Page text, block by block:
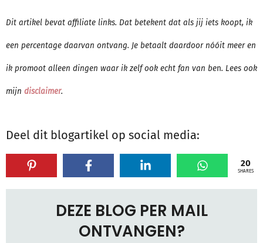
Dit artikel bevat affiliate links. Dat betekent dat als jij iets koopt, ik
een percentage daarvan ontvang. Je betaalt daardoor nóóit meer en
ik promoot alleen dingen waar ik zelf ook echt fan van ben. Lees ook
mijn disclaimer.
Deel dit blogartikel op social media:
20
SHARES
DEZE BLOG PER MAIL
ONTVANGEN?